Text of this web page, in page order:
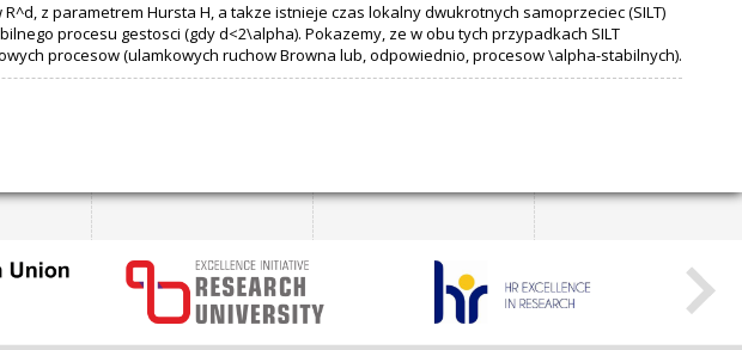
z parametrem Hursta H, a takze istnieje czas lokalny dwukrotnych samoprzeciec (SILT)
procesu gestosci (gdy d<2\alpha). Pokazemy, ze w obu tych przypadkach SILT
procesow (ulamkowych ruchow Browna lub, odpowiednio, procesow \alpha-stabilnych).